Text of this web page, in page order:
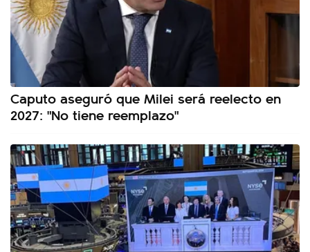
Caputo aseguró que Milei será reelecto en
2027: "No tiene reemplazo"